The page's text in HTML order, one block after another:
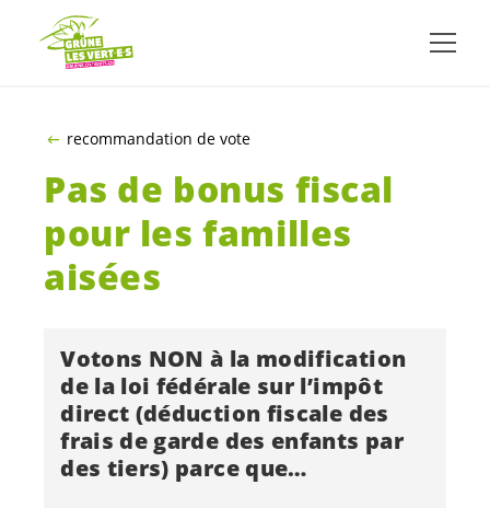
ALLER AU CONTENU PRINCIPAL
recommandation de vote
Pas de bonus fiscal
pour les familles
aisées
Votons NON à la modification
de la loi fédérale sur l’impôt
direct (déduction fiscale des
frais de garde des enfants par
des tiers) parce que…